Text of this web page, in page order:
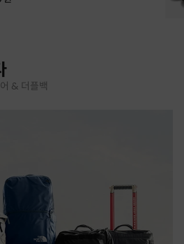
& 더플백